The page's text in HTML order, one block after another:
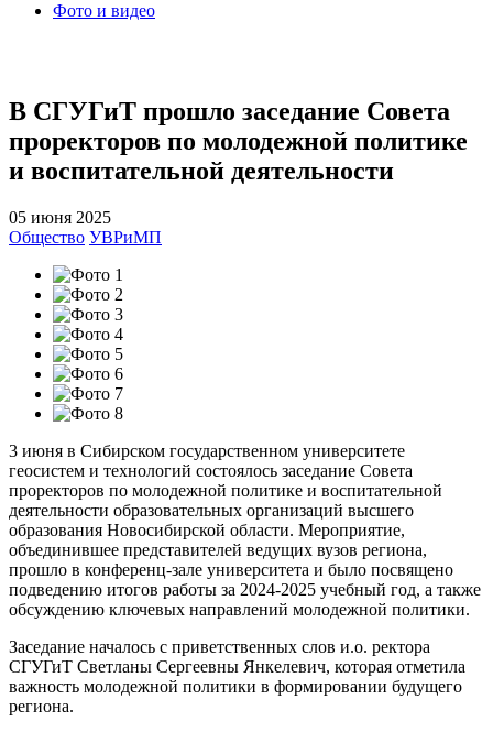
Фото и видео
В СГУГиТ прошло заседание Совета
проректоров по молодежной политике
и воспитательной деятельности
05 июня 2025
Общество УВРиМП
3 июня в Сибирском государственном университете
геосистем и технологий состоялось заседание Совета
проректоров по молодежной политике и воспитательной
деятельности образовательных организаций высшего
образования Новосибирской области. Мероприятие,
объединившее представителей ведущих вузов региона,
прошло в конференц-зале университета и было посвящено
подведению итогов работы за 2024-2025 учебный год, а также
обсуждению ключевых направлений молодежной политики.
Заседание началось с приветственных слов и.о. ректора
СГУГиТ Светланы Сергеевны Янкелевич, которая отметила
важность молодежной политики в формировании будущего
региона.